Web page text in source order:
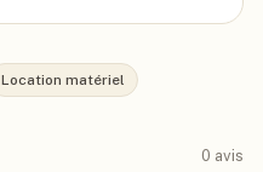
Location matériel
0 avis